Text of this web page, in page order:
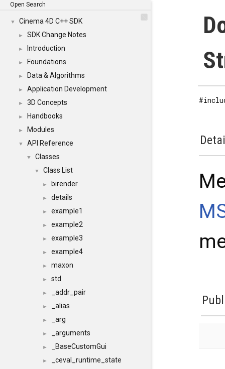
Open Search
▼ Cinema 4D C++ SDK
► SDK Change Notes
► Introduction
► Foundations
► Data & Algorithms
► Application Development
► 3D Concepts
► Handbooks
► Modules
▼ API Reference
▼ Classes
▼ Class List
► birender
► details
► example1
► example2
► example3
► example4
► maxon
► std
► _addr_pair
► _alias
► _arg
► _arguments
► _BaseCustomGui
► _ceval_runtime_state